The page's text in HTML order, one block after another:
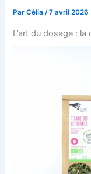
ParCélia/7 avril 2026
L’art du dosage :